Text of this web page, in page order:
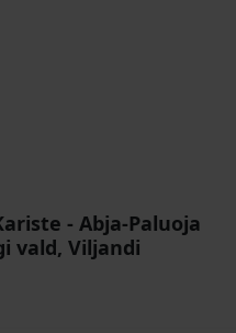
- Abja-Paluoja
vald, Viljandi